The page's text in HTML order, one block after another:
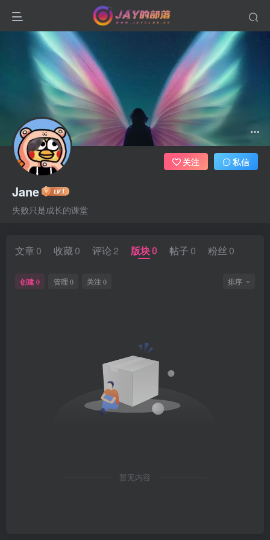
Jane
失败只是成长的课堂
关注 私信
文章 0 收藏 0 评论 2 版块0 帖子 0 粉丝 0
创建 0 管理 0 关注 0 排序
暂无内容